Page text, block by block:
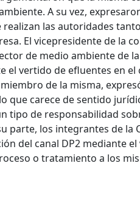
A su vez,
las autoridades
El vicepresidente de la
de medio ambiente de
el vertido de efluentes en el
de la misma,
que carece de sentido
tipo de responsabilidad
parte, los integrantes de la
del canal DP2 mediante
o tratamiento a los